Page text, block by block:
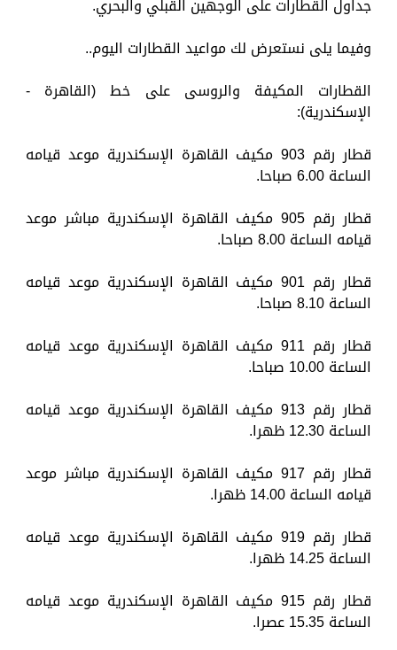
جداول القطارات على الوجهين القبلي والبحري.
وفيما يلى نستعرض لك مواعيد القطارات اليوم..
القطارات المكيفة والروسى على خط (القاهرة -
الإسكندرية):
قطار رقم 903 مكيف القاهرة الإسكندرية موعد قيامه
الساعة 6.00 صباحا.
قطار رقم 905 مكيف القاهرة الإسكندرية مباشر موعد
قيامه الساعة 8.00 صباحا.
قطار رقم 901 مكيف القاهرة الإسكندرية موعد قيامه
الساعة 8.10 صباحا.
قطار رقم 911 مكيف القاهرة الإسكندرية موعد قيامه
الساعة 10.00 صباحا.
قطار رقم 913 مكيف القاهرة الإسكندرية موعد قيامه
الساعة 12.30 ظهرا.
قطار رقم 917 مكيف القاهرة الإسكندرية مباشر موعد
قيامه الساعة 14.00 ظهرا.
قطار رقم 919 مكيف القاهرة الإسكندرية موعد قيامه
الساعة 14.25 ظهرا.
قطار رقم 915 مكيف القاهرة الإسكندرية موعد قيامه
الساعة 15.35 عصرا.